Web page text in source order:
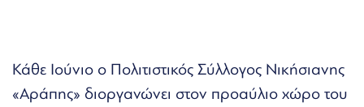
Κάθε Ιούνιο ο Πολιτιστικός Σύλλογος Νικήσιανης
«Αράπης» διοργανώνει στον προαύλιο χώρο του